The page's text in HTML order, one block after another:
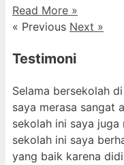
Read More »
« Previous Next »
Testimoni
Selama bersekolah
saya merasa sangat
sekolah ini saya
sekolah ini saya
yang baik karena